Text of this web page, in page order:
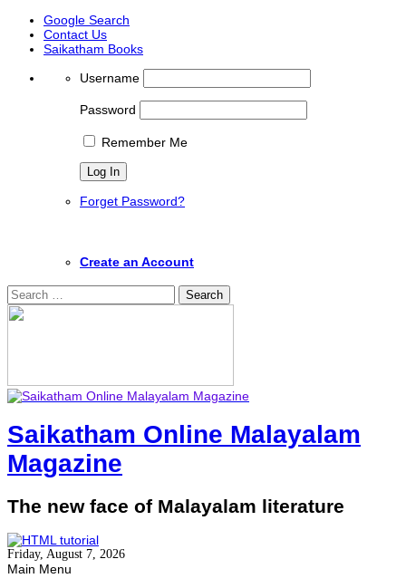
Google Search
Contact Us
Saikatham Books
Username
Password
Remember Me
Forget Password?
Create an Account
Search
for:
Saikatham Online Malayalam
Magazine
The new face of Malayalam literature
Friday, August 7, 2026
Main Menu